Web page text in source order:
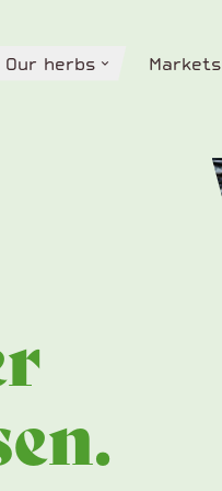
Our herbs Markets